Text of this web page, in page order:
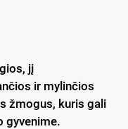
jį
ir mylinčios
žmogus, kuris gali
gyvenime.